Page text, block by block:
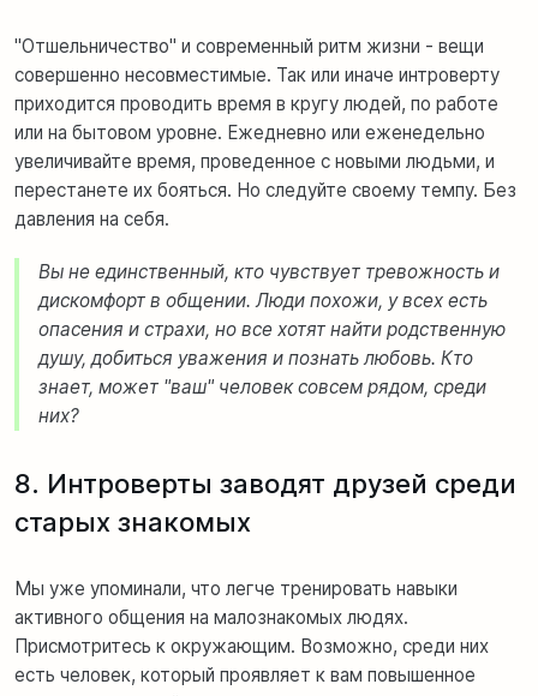
"Отшельничество" и современный ритм жизни - вещи
совершенно несовместимые. Так или иначе интроверту
приходится проводить время в кругу людей, по работе
или на бытовом уровне. Ежедневно или еженедельно
увеличивайте время, проведенное с новыми людьми, и
перестанете их бояться. Но следуйте своему темпу. Без
давления на себя.
Вы не единственный, кто чувствует тревожность и
дискомфорт в общении. Люди похожи, у всех есть
опасения и страхи, но все хотят найти родственную
душу, добиться уважения и познать любовь. Кто
знает, может "ваш" человек совсем рядом, среди
них?
8. Интроверты заводят друзей среди
старых знакомых
Мы уже упоминали, что легче тренировать навыки
активного общения на малознакомых людях.
Присмотритесь к окружающим. Возможно, среди них
есть человек, который проявляет к вам повышенное